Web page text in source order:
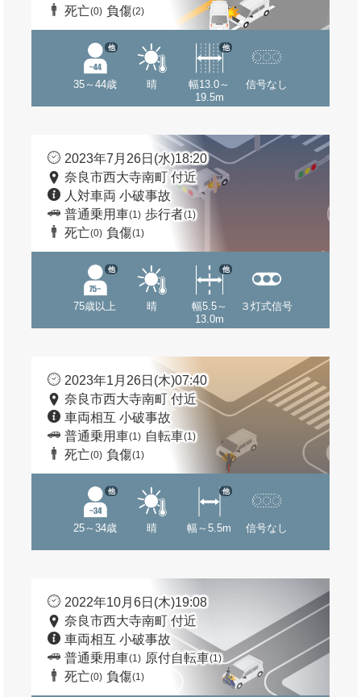
死亡(0) 負傷(2)
35～44歳
他
晴
幅13.0～
19.5m
他
信号なし
2023年7月26日(水)18:20
奈良市西大寺南町 付近
人対車両 小破事故
普通乗用車(1) 歩行者(1)
死亡(0) 負傷(1)
75歳以上
他
晴
幅5.5～
13.0m
他
３灯式信号
2023年1月26日(木)07:40
奈良市西大寺南町 付近
車両相互 小破事故
普通乗用車(1) 自転車(1)
死亡(0) 負傷(1)
25～34歳
他
晴 幅～5.5m
他
信号なし
2022年10月6日(木)19:08
奈良市西大寺南町 付近
車両相互 小破事故
普通乗用車(1) 原付自転車(1)
死亡(0) 負傷(1)